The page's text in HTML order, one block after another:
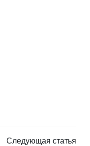
Следующая статья